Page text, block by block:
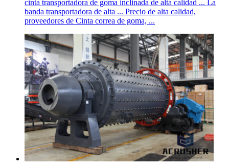
cinta transportadora de goma inclinada de alta calidad ... La
banda transportadora de alta ... Precio de alta calidad,
proveedores de Cinta correa de goma, ...